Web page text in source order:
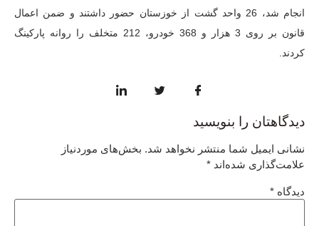
انجام شد، 26 واحد گشت از خوزستان حضور داشتند و ضمن اعمال
قانون بر روی 3 هزار و 368 خودرو، 212 متخلف را روانه پارکینگ
کردند.
دیدگاهتان را بنویسید
نشانی ایمیل شما منتشر نخواهد شد. بخش‌های موردنیاز
علامت‌گذاری شده‌اند *
دیدگاه *